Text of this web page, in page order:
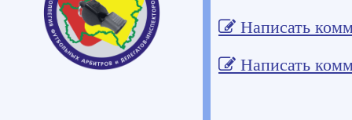
Написать
Написать